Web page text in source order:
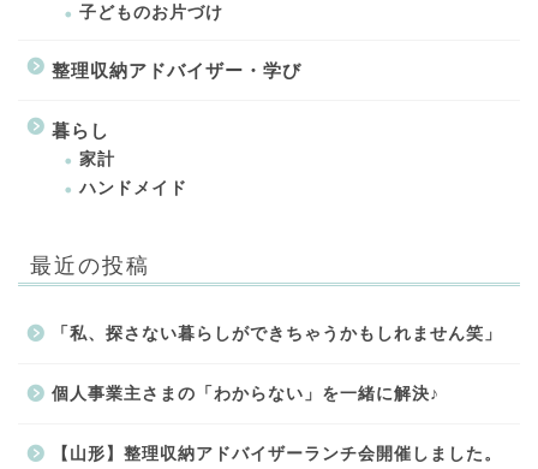
子どものお片づけ
整理収納アドバイザー・学び
暮らし
家計
ハンドメイド
最近の投稿
「私、探さない暮らしができちゃうかもしれません笑」
個人事業主さまの「わからない」を一緒に解決♪
【山形】整理収納アドバイザーランチ会開催しました。